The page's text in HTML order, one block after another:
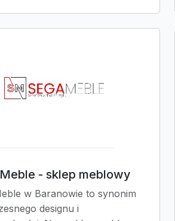
- sklep meblowy
w Baranowie to synonim
designu i